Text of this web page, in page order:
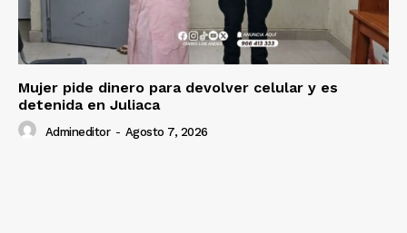
Mujer pide dinero para devolver celular y es
detenida en Juliaca
Admineditor - Agosto 7, 2026